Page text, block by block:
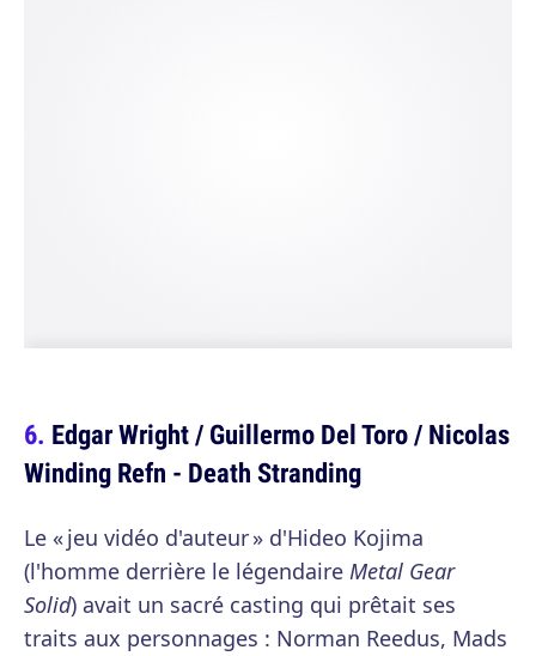
Edgar Wright / Guillermo Del Toro / Nicolas
Winding Refn - Death Stranding
Le « jeu vidéo d'auteur » d'Hideo Kojima
(l'homme derrière le légendaire Metal Gear
Solid) avait un sacré casting qui prêtait ses
traits aux personnages : Norman Reedus, Mads